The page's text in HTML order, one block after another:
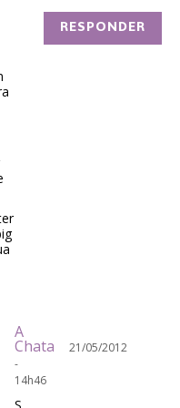
RESPONDER
A
Chata
21/05/2012
-
14h46